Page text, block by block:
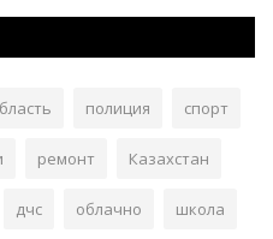
полиция спорт
ремонт Казахстан
дчс облачно школа